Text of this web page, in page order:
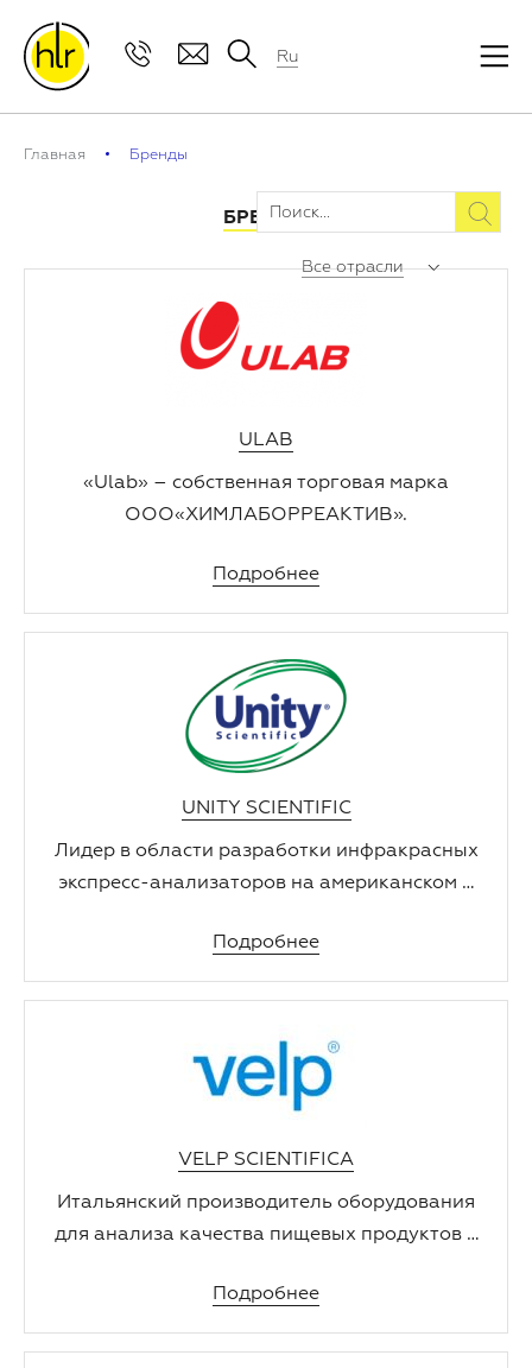
Ru
Главная Бренды
БРЕНДЫ
Все отрасли
ULAB
«Ulab» – собственная торговая марка
ООО«ХИМЛАБОРРЕАКТИВ».
Подробнее
UNITY SCIENTIFIC
Лидер в области разработки инфракрасных
экспресс-анализаторов на американском и
Подробнее
VELP SCIENTIFICA
Итальянский производитель оборудования
для анализа качества пищевых продуктов и
Подробнее